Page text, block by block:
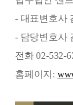
- 대표변호사
- 담당변호사
전화 02-532-
홈페이지: